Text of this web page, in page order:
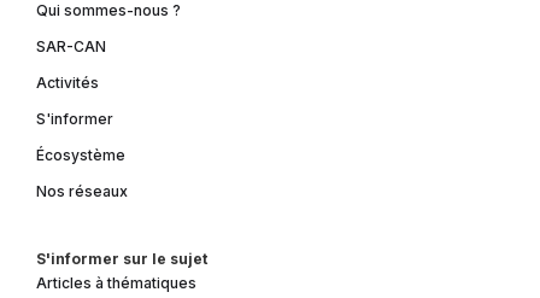
Qui sommes-nous ?
SAR-CAN
Activités
S'informer
Écosystème
Nos réseaux
S'informer sur le sujet
Articles à thématiques